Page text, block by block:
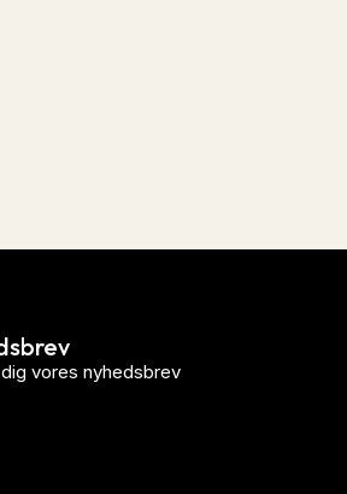
vores nyhedsbrev